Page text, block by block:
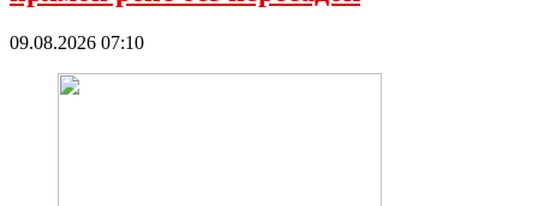
09.08.2026 07:10